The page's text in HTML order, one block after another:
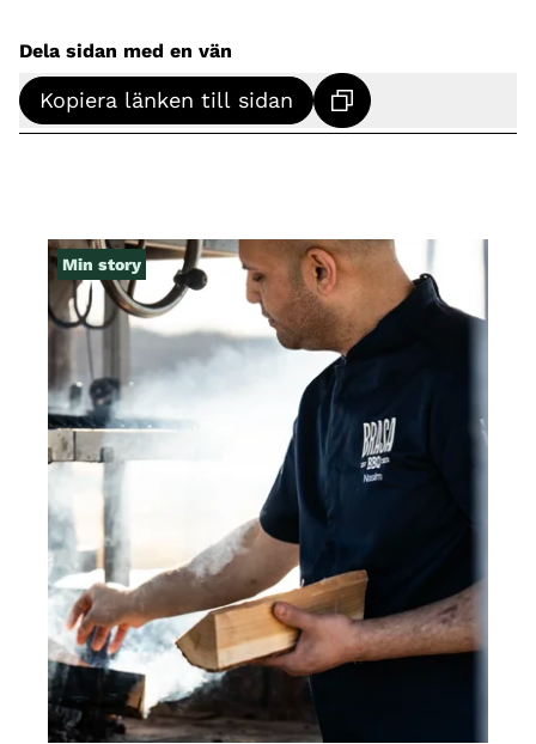
Dela sidan med en vän
Kopiera länken till sidan
Min story